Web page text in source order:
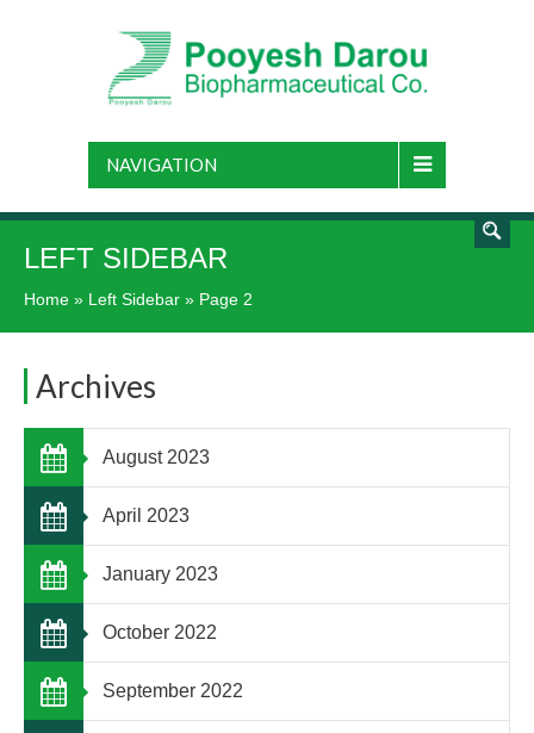
NAVIGATION
LEFT SIDEBAR
Home » Left Sidebar » Page 2
Archives
August 2023
April 2023
January 2023
October 2022
September 2022